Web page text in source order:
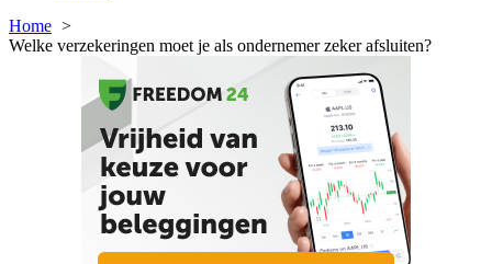
Home
Welke verzekeringen moet je als ondernemer zeker afsluiten?